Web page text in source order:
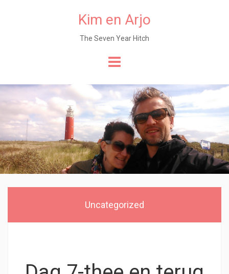
Kim en Arjo
The Seven Year Hitch
Uncategorized